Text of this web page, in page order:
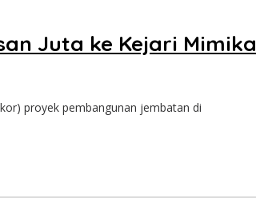
Juta ke Kejari Mimika
proyek pembangunan jembatan di